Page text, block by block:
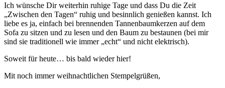
Ich wünsche Dir weiterhin ruhige Tage und dass Du die Zeit
„Zwischen den Tagen“ ruhig und besinnlich genießen kannst. Ich
liebe es ja, einfach bei brennenden Tannenbaumkerzen auf dem
Sofa zu sitzen und zu lesen und den Baum zu bestaunen (bei mir
sind sie traditionell wie immer „echt“ und nicht elektrisch).
Soweit für heute… bis bald wieder hier!
Mit noch immer weihnachtlichen Stempelgrüßen,